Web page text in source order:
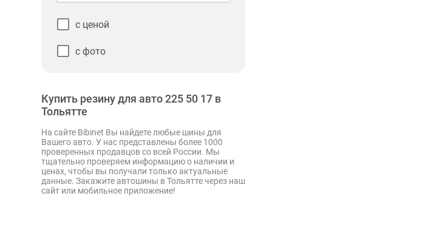
с ценой
с фото
Купить резину для авто 225 50 17 в
Тольятте
На сайте Bibinet Вы найдете любые шины для
Вашего авто. У нас представлены более 1000
проверенных продавцов со всей России. Мы
тщательно проверяем информацию о наличии и
ценах, чтобы вы получали только актуальные
данные. Закажите автошины в Тольятте через наш
сайт или мобильное приложение!